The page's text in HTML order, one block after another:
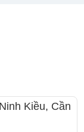
Kiều, Cần